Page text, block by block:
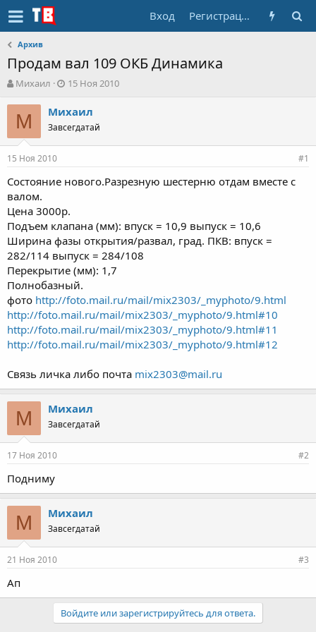
Вход Регистрация
Архив
Продам вал 109 ОКБ Динамика
А
т
о
т
е
ы
Михаил
Д
т
н
а
л
15 Ноя 2010
М Михаил
Завсегдатай
15 Ноя 2010 #1
Состояние нового.Разрезную шестерню отдам вместе с
валом.
Цена 3000р.
Подъем клапана (мм): впуск = 10,9 выпуск = 10,6
Ширина фазы открытия/развал, град. ПКВ: впуск =
282/114 выпуск = 284/108
Перекрытие (мм): 1,7
Полнобазный.
фото http://foto.mail.ru/mail/mix2303/_myphoto/9.html
http://foto.mail.ru/mail/mix2303/_myphoto/9.html#10
http://foto.mail.ru/mail/mix2303/_myphoto/9.html#11
http://foto.mail.ru/mail/mix2303/_myphoto/9.html#12
Связь личка либо почта mix2303@mail.ru
М Михаил
Завсегдатай
17 Ноя 2010 #2
Подниму
М Михаил
Завсегдатай
21 Ноя 2010 #3
Ап
Войдите или зарегистрируйтесь для ответа.